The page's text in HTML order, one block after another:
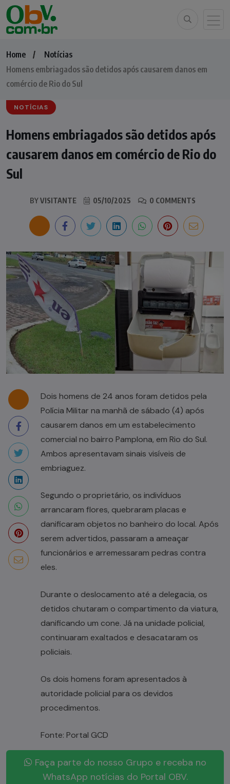
Home
Notícias
Homens embriagados são detidos após causarem danos em
comércio de Rio do Sul
NOTÍCIAS
Homens embriagados são detidos após
causarem danos em comércio de Rio do
Sul
BYVISITANTE 05/10/2025 0 COMMENTS
Dois homens de 24 anos foram detidos pela
Polícia Militar na manhã de sábado (4) após
causarem danos em um estabelecimento
comercial no bairro Pamplona, em Rio do Sul.
Ambos apresentavam sinais visíveis de
embriaguez.
Segundo o proprietário, os indivíduos
arrancaram flores, quebraram placas e
danificaram objetos no banheiro do local. Após
serem advertidos, passaram a ameaçar
funcionários e arremessaram pedras contra
eles.
Durante o deslocamento até a delegacia, os
detidos chutaram o compartimento da viatura,
danificando um cone. Já na unidade policial,
continuaram exaltados e desacataram os
policiais.
Os dois homens foram apresentados à
autoridade policial para os devidos
procedimentos.
Fonte: Portal GCD
Faça parte do nosso Grupo e receba no
WhatsApp notícias do Portal OBV.